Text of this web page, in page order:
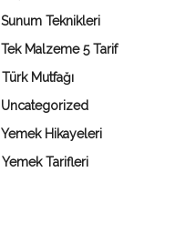
Sunum Teknikleri
Tek Malzeme 5 Tarif
Türk Mutfağı
Uncategorized
Yemek Hikayeleri
Yemek Tarifleri